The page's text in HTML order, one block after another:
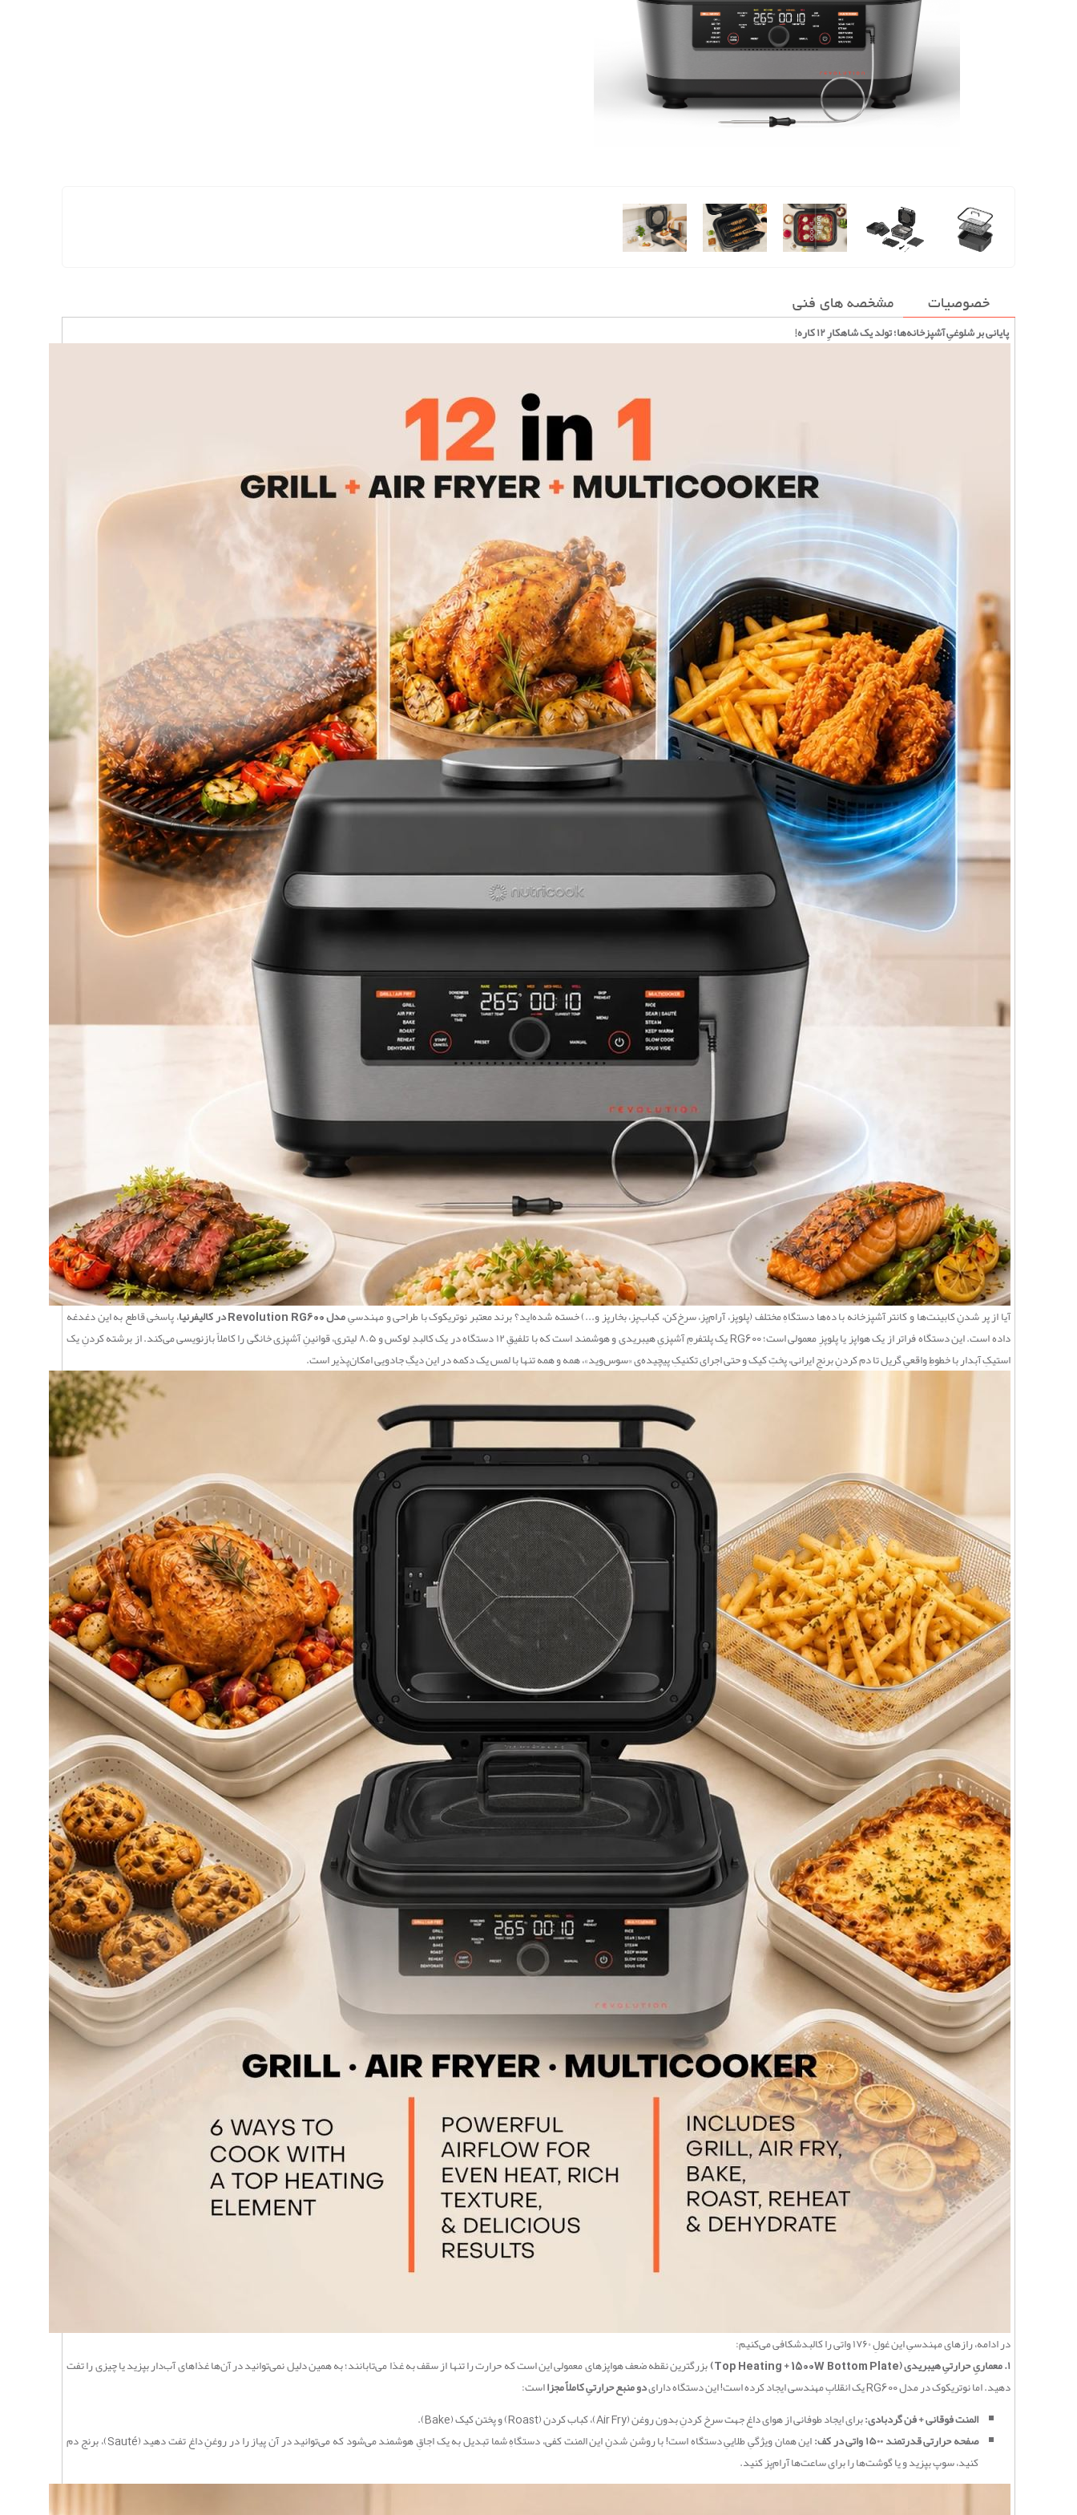
خصوصیات مشخصه های فنی
پایانی بر شلوغیِ آشپزخانه‌ها؛ تولد یک شاهکارِ ۱۲ کاره!
آیا از پر شدنِ کابینت‌ها و کانتر آشپزخانه با ده‌ها دستگاهِ مختلف (پلوپز، آرام‌پز، سرخ‌کن، کباب‌پز، بخارپز و...) خسته شده‌اید؟ برند معتبر نوتریکوک با طراحی و مهندسیِمدل Revolution RG600 در کالیفرنیا
، پاسخی قاطع به این دغدغه
داده است. این دستگاه فراتر از یک هواپز یا پلوپزِ معمولی است؛ RG600 یک پلتفرمِ آشپزیِ هیبریدی و هوشمند است که با تلفیقِ ۱۲ دستگاه در یک کالبدِ لوکس و ۸.۵ لیتری، قوانینِ آشپزی خانگی را کاملاً بازنویسی می‌کند. از برشته کردنِ یک
استیکِ آبدار با خطوطِ واقعیِ گریل تا دم کردنِ برنجِ ایرانی، پختِ کیک و حتی اجرای تکنیکِ پیچیده‌ی «سوس‌وید»، همه و همه تنها با لمس یک دکمه در این دیگِ جادویی امکان‌پذیر است.
در ادامه، رازهای مهندسیِ این غولِ ۱۷۶۰ واتی را کالبدشکافی می‌کنیم:
۱. معماریِ حرارتیِ هیبریدی (Top Heating + 1500W Bottom Plate)
بزرگترین نقطه ضعف هواپزهای معمولی این است که حرارت را تنها از سقف به غذا می‌تابانند؛ به همین دلیل نمی‌توانید در آن‌ها غذاهای آب‌دار بپزید یا چیزی را تفت
دهید. اما نوتریکوک در مدل RG600 یک انقلابِ مهندسی ایجاد کرده است! این دستگاه دارای
دو منبع حرارتیِ کاملاً مجزااست:
المنت فوقانی + فن گردبادی:برای ایجاد طوفانی از هوای داغ جهت سرخ کردنِ بدون روغن (Air Fry)، کباب کردن (Roast) و پختن کیک (Bake).
صفحه حرارتی قدرتمند ۱۵۰۰ واتی در کف:
این همان ویژگیِ طلاییِ دستگاه است! با روشن شدنِ این المنت کفی، دستگاهِ شما تبدیل به یک اجاقِ هوشمند می‌شود که می‌توانید در آن پیاز را در روغنِ داغ تفت دهید (Sauté)، برنج دم
کنید، سوپ بپزید و یا گوشت‌ها را برای ساعت‌ها آرام‌پز کنید.